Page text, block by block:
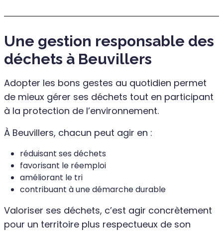
Une gestion responsable des
déchets à Beuvillers
Adopter les bons gestes au quotidien permet
de mieux gérer ses déchets tout en participant
à la protection de l’environnement.
À Beuvillers, chacun peut agir en :
réduisant ses déchets
favorisant le réemploi
améliorant le tri
contribuant à une démarche durable
Valoriser ses déchets, c’est agir concrètement
pour un territoire plus respectueux de son